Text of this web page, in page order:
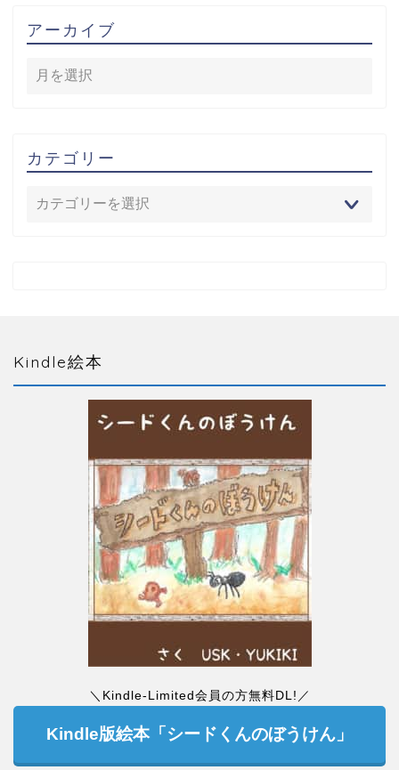
アーカイブ
カテゴリー
Kindle絵本
＼Kindle-Limited会員の方無料DL!／
Kindle版絵本「シードくんのぼうけん」